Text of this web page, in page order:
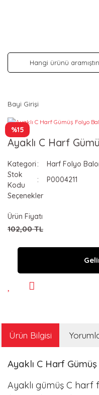
Bayi Girişi
%15
Ayaklı C Harf
Kategori
Harf Folyo
Stok
Kodu
P0004211
Seçenekler
Ürün Fiyatı
102,00 TL
Ürün Bilgisi
Ayaklı C Harf
Ayaklı gümüş C harf